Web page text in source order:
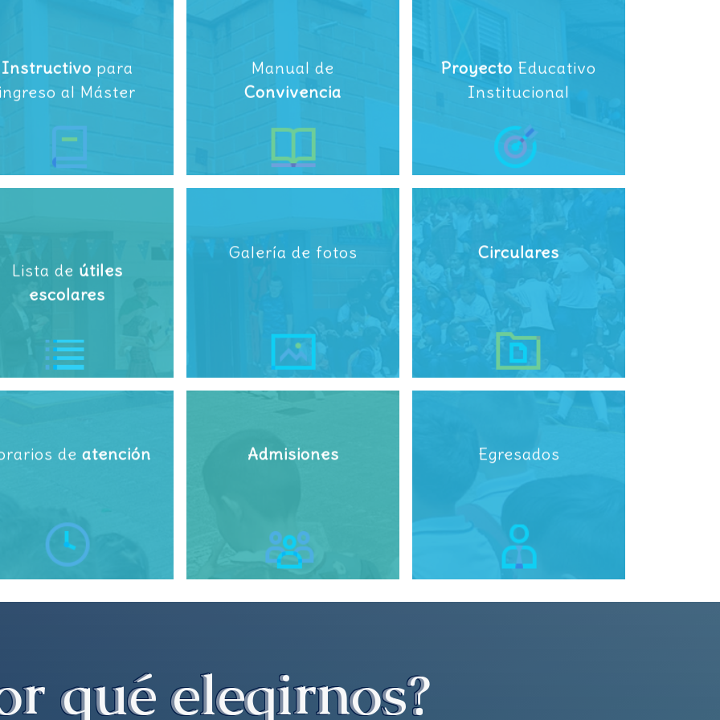
Instructivo para
ingreso al Máster
Manual de
Convivencia
Proyecto Educativo
Institucional
Lista de útiles
escolares
Galería de fotos Circulares
de atención Admisiones Egresados
qué elegirnos?
qué elegirnos?